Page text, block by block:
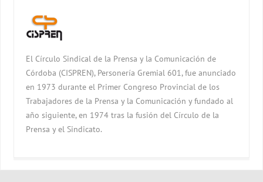
El Círculo Sindical de la Prensa y la Comunicación de
Córdoba (CISPREN), Personería Gremial 601, fue anunciado
en 1973 durante el Primer Congreso Provincial de los
Trabajadores de la Prensa y la Comunicación y fundado al
año siguiente, en 1974 tras la fusión del Círculo de la
Prensa y el Sindicato.